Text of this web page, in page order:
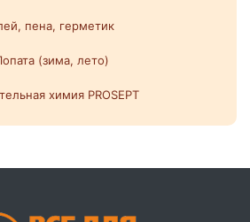
пена, герметик
(зима, лето)
химия PROSEPT